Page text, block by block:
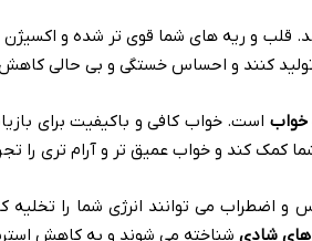
قلب و ریه های شما قوی تر شده و
کنند و احساس خستگی و بی حالی کاهش
خواب است. خواب کافی و باکیفیت برای
کمک کند و خواب عمیق تر و آرام تری را
اضطراب می توانند انرژی شما را
شادی شناخته می شوند و به کاهش